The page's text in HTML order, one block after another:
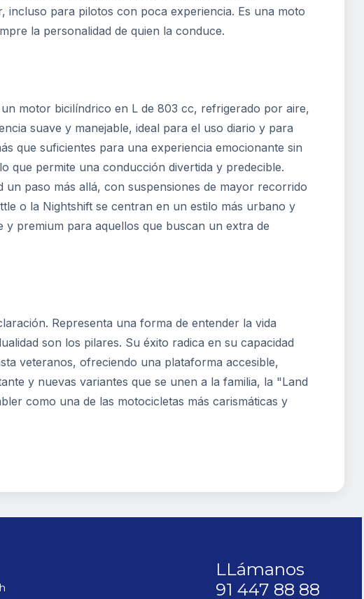
incluso para pilotos con poca experiencia. Es una moto
la personalidad de quien la conduce.
motor bicilíndrico en L de 803 cc, refrigerado por aire,
suave y manejable, ideal para el uso diario y para
que suficientes para una experiencia emocionante sin
que permite una conducción divertida y predecible.
paso más allá, con suspensiones de mayor recorrido
o la Nightshift se centran en un estilo más urbano y
premium para aquellos que buscan un extra de
Representa una forma de entender la vida
son los pilares. Su éxito radica en su capacidad
veteranos, ofreciendo una plataforma accesible,
y nuevas variantes que se unen a la familia, la "Land
como una de las motocicletas más carismáticas y
LLámanos
91 447 88 88